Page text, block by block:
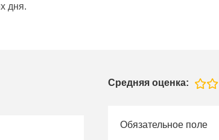
дня.
Средняя оценка:
Обязательное поле